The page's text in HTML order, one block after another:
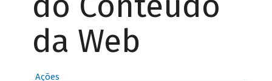
da Web
Ações